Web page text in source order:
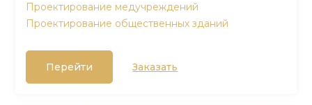
Проектирование медучреждений
Проектирование общественных зданий
Перейти Заказать